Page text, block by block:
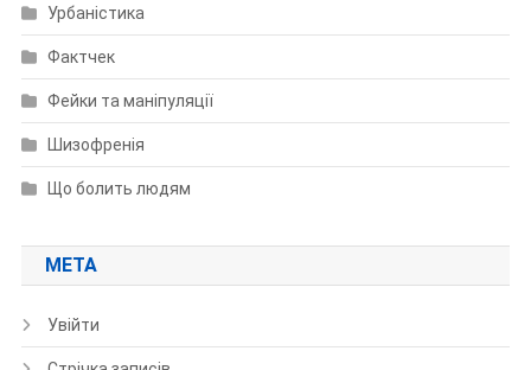
Урбаністика
Фактчек
Фейки та маніпуляції
Шизофренія
Що болить людям
МЕТА
Увійти